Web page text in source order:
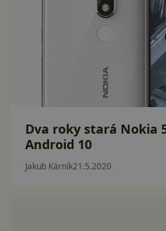
Dva roky stará Nokia
Android 10
Jakub Kárník21.5.2020